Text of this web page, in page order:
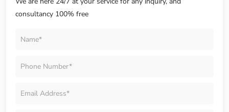
consultancy 100% free